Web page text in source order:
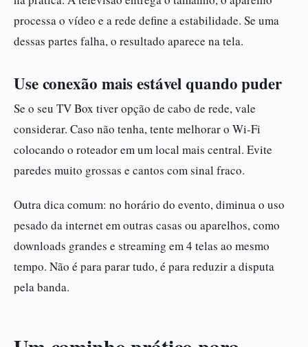
processa o vídeo e a rede define a estabilidade. Se uma
dessas partes falha, o resultado aparece na tela.
Use conexão mais estável quando puder
Se o seu TV Box tiver opção de cabo de rede, vale
considerar. Caso não tenha, tente melhorar o Wi-Fi
colocando o roteador em um local mais central. Evite
paredes muito grossas e cantos com sinal fraco.
Outra dica comum: no horário do evento, diminua o uso
pesado da internet em outras casas ou aparelhos, como
downloads grandes e streaming em 4 telas ao mesmo
tempo. Não é para parar tudo, é para reduzir a disputa
pela banda.